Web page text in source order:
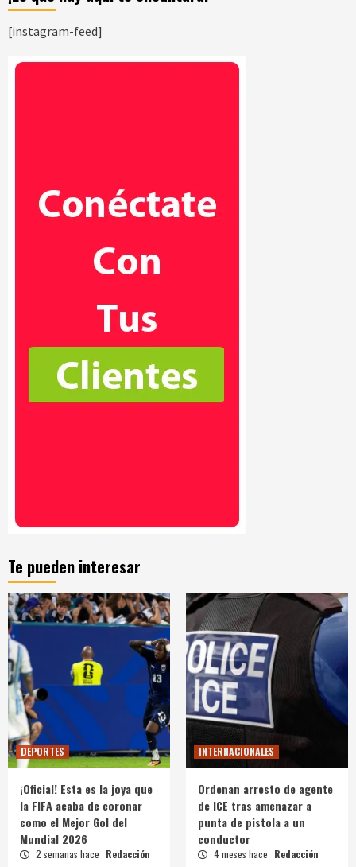
[instagram-feed]
Te pueden interesar
DEPORTES
¡Oficial! Esta es la joya que
la FIFA acaba de coronar
como el Mejor Gol del
Mundial 2026
2 semanas hace Redacción
INTERNACIONALES
Ordenan arresto de agente
de ICE tras amenazar a
punta de pistola a un
conductor
4 meses hace Redacción